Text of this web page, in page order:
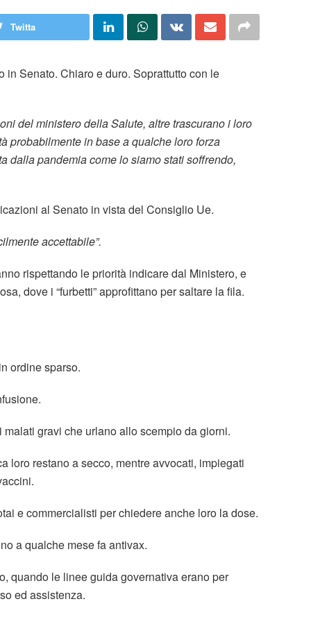
Twitta
Senato. Chiaro e duro. Soprattutto con le
del ministero della Salute, altre trascurano i loro
probabilmente in base a qualche loro forza
dalla pandemia come lo siamo stati soffrendo,
al Senato in vista del Consiglio Ue.
accettabile”.
rispettando le priorità indicare dal Ministero, e
dove i “furbetti” approfittano per saltare la fila.
ordine sparso.
gravi che urlano allo scempio da giorni.
loro restano a secco, mentre avvocati, impiegati
e commercialisti per chiedere anche loro la dose.
a qualche mese fa antivax.
quando le linee guida governativa erano per
ed assistenza.